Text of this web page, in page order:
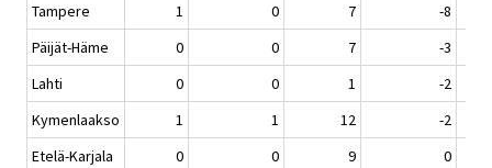
Tampere
1 0 7
-8
Päijät-Häme
0 0 7
-3
Lahti
0 0 1
-2
Kymenlaakso
1 1 12
-2
Etelä-Karjala
0 0 9
0